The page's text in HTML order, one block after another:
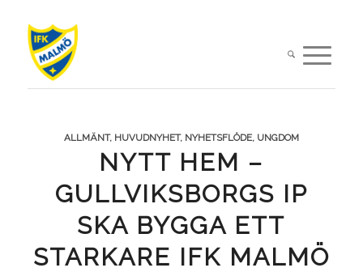
ALLMÄNT, HUVUDNYHET, NYHETSFLÖDE, UNGDOM
NYTT HEM –
GULLVIKSBORGS IP
SKA BYGGA ETT
STARKARE IFK MALMÖ